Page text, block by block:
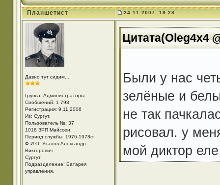
Планшетист 24.11.2007, 18:28
Давно тут сидим....
Группа: Администраторы
Сообщений: 1 798
Регистрация: 9.11.2006
Из: Cургут.
Пользователь №: 37
1018 ЗРП Майссен.
Период службы: 1976-1978гг
Ф.И.О.:Уханов Александр
Викторович
Cургут.
Подразделение: Батарея
управления.
Цитата(Oleg4x4
Были у нас
зелёные и
не так
рисовал. у
мой диктор